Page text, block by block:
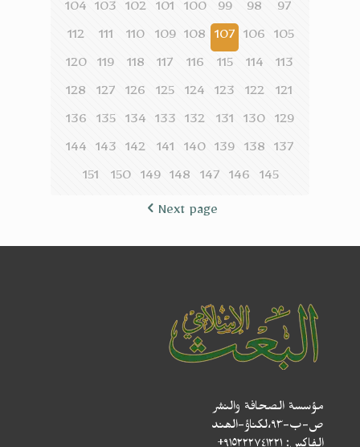
97
98
99
100
101
102
103
104
105
106
107
108
109
110
111
112
113
114
115
116
117
118
119
120
121
122
123
124
125
126
127
128
129
130
131
132
133
134
135
136
137
138
139
140
141
142
143
144
145
146
147
148
149
150
151
Next page
مؤسسة الصحافة والنشر
ص-ب-۹۳،لکناؤ-الھند